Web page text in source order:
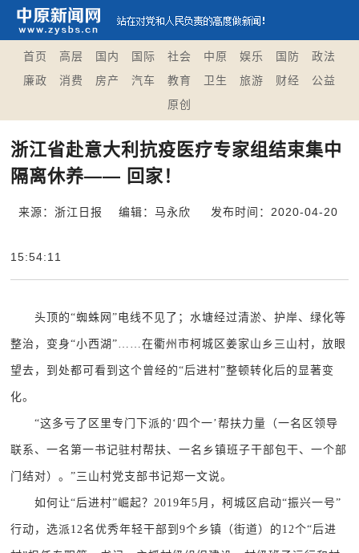
首页 高层 国内 国际 社会 中原 娱乐 国防
政法
廉政
消费 房产 汽车 教育 卫生 旅游 财经
公益
原创
浙江省赴意大利抗疫医疗专家组结束集中
隔离休养—— 回家！
来源：浙江日报 编辑：马永欣 发布时间：2020-04-20
15:54:11
头顶的“蜘蛛网”电线不见了；水塘经过清淤、护岸、绿化等
整治，变身“小西湖”……在衢州市柯城区姜家山乡三山村，放眼
望去，到处都可看到这个曾经的“后进村”整顿转化后的显著变
化。
“这多亏了区里专门下派的‘四个一’帮扶力量（一名区领导
联系、一名第一书记驻村帮扶、一名乡镇班子干部包干、一个部
门结对）。”三山村党支部书记郑一文说。
如何让“后进村”崛起？2019年5月，柯城区启动“振兴一号”
行动，选派12名优秀年轻干部到9个乡镇（街道）的12个“后进